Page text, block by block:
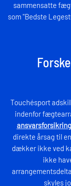
sammensatte
som "Bedste
Touchésport
indenfor
ansvarsforsikring
direkte årsag til
dækker ikke ved
ikke
skyles